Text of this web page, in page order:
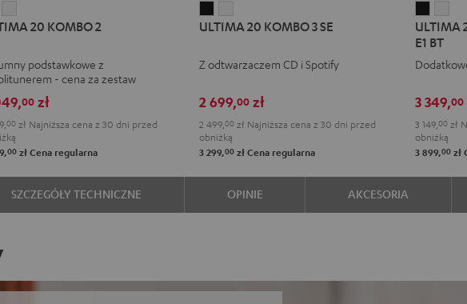
20
2
White
20 KOMBO 2
podstawkowe z
- cena za zestaw
00zł
00zł Najniższa cena z 30 dni przed
00złCena regularna
20
3
Black
20
3
White
ULTIMA 20 KOMBO 3 SE
Z odtwarzaczem CD i Spotify
2 699,00zł
2 499, 00zł Najniższa cena z 30 dni przed
obniżką
3 299,00złCena regularna
20
KOMBO
2
Pro-
Ject
E1
20
2
ULTIMA
E1 BT
3 349,00
3 149,00 zł
obniżką
3 899,00 zł
SZCZEGÓŁY TECHNICZNE OPINIE AKCESORIA